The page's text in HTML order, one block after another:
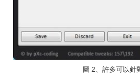
圖 2、許多可以針